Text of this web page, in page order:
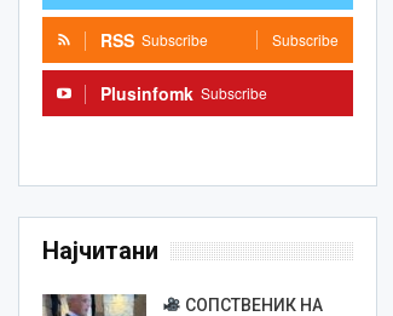
RSS Subscribe Subscribe
Plusinfomk Subscribe
Најчитани
СОПСТВЕНИК НА